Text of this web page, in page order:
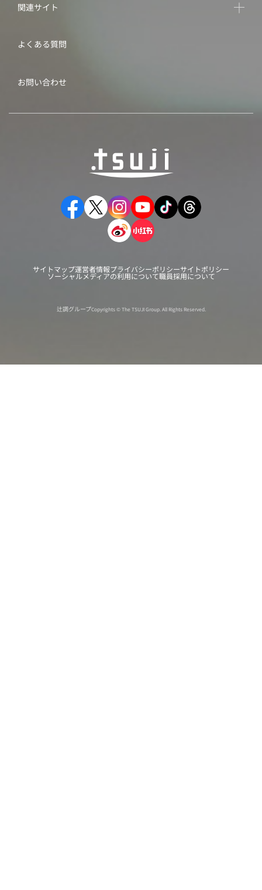
関連サイト
よくある質問
お問い合わせ
サイトマップ運営者情報プライバシーポリシーサイトポリシー
ソーシャルメディアの利用について職員採用について
辻調グループCopyrights © The TSUJI Group. All Rights Reserved.